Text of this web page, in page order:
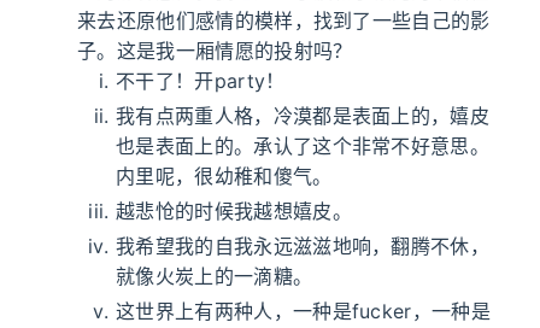
来去还原他们感情的模样，找到了一些自己的影
子。这是我一厢情愿的投射吗？
不干了！开party！
我有点两重人格，冷漠都是表面上的，嬉皮
也是表面上的。承认了这个非常不好意思。
内里呢，很幼稚和傻气。
越悲怆的时候我越想嬉皮。
我希望我的自我永远滋滋地响，翻腾不休，
就像火炭上的一滴糖。
这世界上有两种人，一种是fucker，一种是